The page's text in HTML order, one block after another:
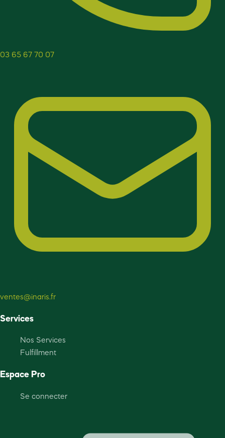
03 65 67 70 07
ventes@inaris.fr
Services
Nos Services
Fulfillment
Espace Pro
Se connecter